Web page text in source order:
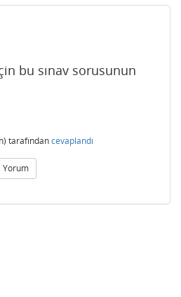
bu sınav sorusunun
tarafındancevaplandı
Yorum